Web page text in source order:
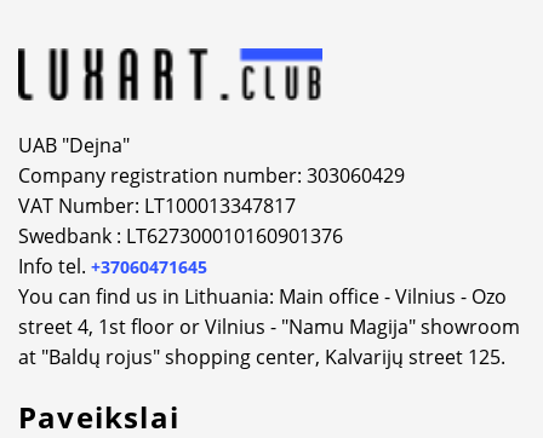
UAB "Dejna"
Company registration number: 303060429
VAT Number: LT100013347817
Swedbank : LT627300010160901376
Info tel. +37060471645
You can find us in Lithuania: Main office - Vilnius - Ozo
street 4, 1st floor or Vilnius - "Namu Magija" showroom
at "Baldų rojus" shopping center, Kalvarijų street 125.
Paveikslai